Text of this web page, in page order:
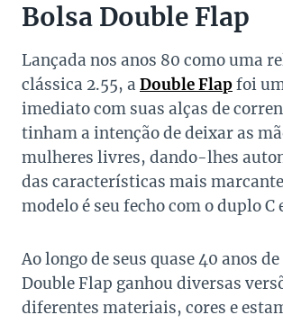
Bolsa Double Flap
Lançada nos anos 80 como uma
clássica 2.55, a Double Flapfoi
imediato com suas alças de
tinham a intenção de deixar as
mulheres livres, dando-lhes
das características mais
modelo é seu fecho com o duplo C
Ao longo de seus quase 40 anos
Double Flap ganhou diversas
diferentes materiais, cores e